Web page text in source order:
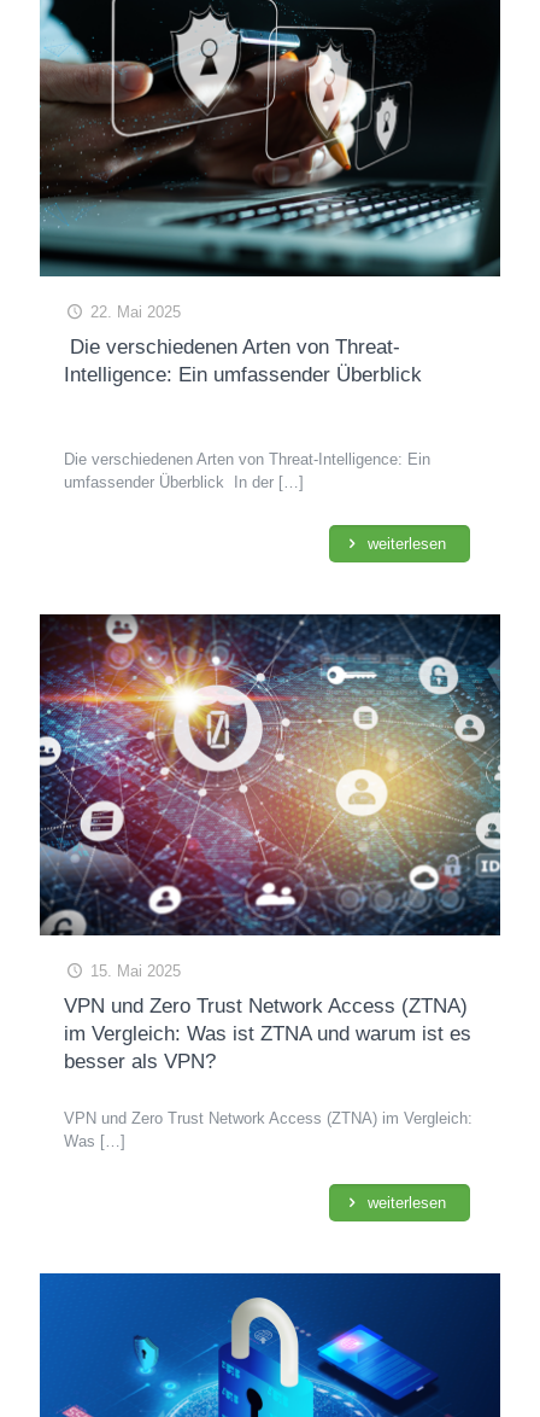
22. Mai 2025
Die verschiedenen Arten von Threat-
Intelligence: Ein umfassender Überblick
Die verschiedenen Arten von Threat-Intelligence: Ein
umfassender Überblick In der […]
weiterlesen
15. Mai 2025
VPN und Zero Trust Network Access (ZTNA)
im Vergleich: Was ist ZTNA und warum ist es
besser als VPN?
VPN und Zero Trust Network Access (ZTNA) im Vergleich:
Was […]
weiterlesen